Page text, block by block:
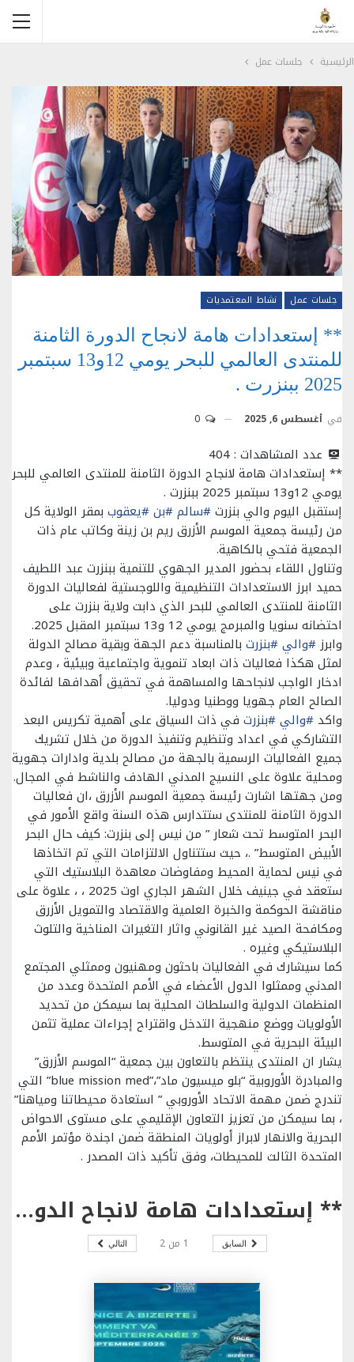
الرئيسية جلسات عمل
جلسات عمل نشاط المعتمديات
** إستعدادات هامة لانجاح الدورة الثامنة
للمنتدى العالمي للبحر يومي 12و13 سبتمبر
2025 ببنزرت .
في أغسطس 6, 2025
عدد المشاهدات :404
** إستعدادات هامة لانجاح الدورة الثامنة للمنتدى العالمي للبحر
يومي 12و13 سبتمبر 2025 ببنزرت .
إستقبل اليوم والي بنزرت#سالم#بن#يعقوب بمقر الولاية كل
من رئيسة جمعية الموسم الأزرق ريم بن زينة وكاتب عام ذات
الجمعية فتحي بالكاهية.
وتناول اللقاء بحضور المدير الجهوي للتنمية ببنزرت عبد اللطيف
حميد ابرز الاستعدادات التنظيمية واللوجستية لفعاليات الدورة
الثامنة للمنتدى العالمي للبحر الذي دابت ولاية بنزرت على
احتضانه سنويا والمبرمج يومي 12 و13 سبتمبر المقبل 2025.
وابرز#والي#بنزرت بالمناسبة دعم الجهة وبقية مصالح الدولة
لمثل هكذا فعاليات ذات ابعاد تنموية واجتماعية وبيئية ، وعدم
ادخار الواجب لانجاحها والمساهمة في تحقيق أهدافها لفائدة
الصالح العام جهويا ووطنيا ودوليا.
واكد #والي#بنزرت في ذات السياق على أهمية تكريس البعد
التشاركي في اعداد وتنظيم وتنفيذ الدورة من خلال تشريك
جميع الفعاليات الرسمية بالجهة من مصالح بلدية وادارات جهوية
ومحلية علاوة على النسيج المدني الهادف والناشط في المجال.
ومن جهتها اشارت رئيسة جمعية الموسم الأزرق ،ان فعاليات
الدورة الثامنة للمنتدى ستتدارس هذه السنة واقع الأمور في
البحر المتوسط تحت شعار ” من نيس إلى بنزرت: كيف حال البحر
الأبيض المتوسط” .، حيث ستتناول الالتزامات التي تم اتخاذها
في نيس لحماية المحيط ومفاوضات معاهدة البلاستيك التي
ستعقد في جينيف خلال الشهر الجاري اوت 2025 ، ، علاوة على
مناقشة الحوكمة والخبرة العلمية والاقتصاد والتمويل الأزرق
ومكافحة الصيد غير القانوني واثار التغيرات المناخية والتلوث
البلاستيكي وغيره .
كما سيشارك في الفعاليات باحثون ومهنيون وممثلي المجتمع
المدني وممثلوا الدول الأعضاء في الأمم المتحدة وعدد من
المنظمات الدولية والسلطات المحلية بما سيمكن من تحديد
الأولويات ووضع منهجية التدخل واقتراح إجراءات عملية تثمن
البيئة البحرية في المتوسط.
يشار ان المنتدى ينتظم بالتعاون بين جمعية “الموسم الأزرق”
والمبادرة الأوروبية “بلو ميسيون ماد”،”blue mission med” التي
تندرج ضمن مهمة الاتحاد الأوروبي ” استعادة محيطاتنا ومياهنا”
، بما سيمكن من تعزيز التعاون الإقليمي على مستوى الاحواض
البحرية والانهار لابراز أولويات المنطقة ضمن اجندة مؤتمر الأمم
المتحدة الثالث للمحيطات، وفق تأكيد ذات المصدر .
** إستعدادات هامة لانجاح الدورة الثامنة للمنتدى العالمي للبحر يومي 12و13 سبتمبر 2025 ببنزرت .
السابق 1 من 2 التالي